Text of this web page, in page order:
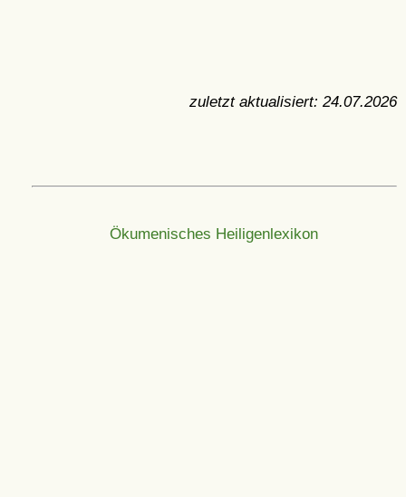
zuletzt aktualisiert: 24.07.2026
Ökumenisches Heiligenlexikon